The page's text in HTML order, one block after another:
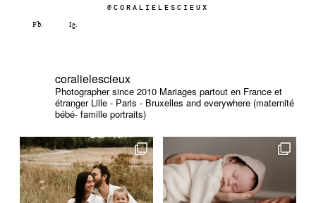
@CORALIELESCIEUX
coralielescieux
Photographer since 2010 Mariages partout en France et
étranger Lille - Paris - Bruxelles and everywhere (maternité
bébé- famille portraits)